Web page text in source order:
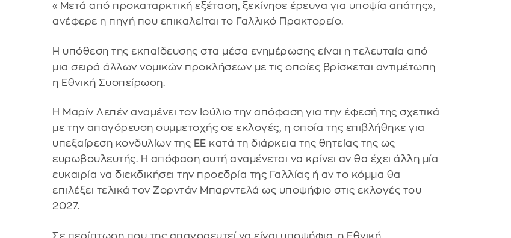
«Μετά από προκαταρκτική εξέταση, ξεκίνησε έρευνα για υποψία απάτης»,
ανέφερε η πηγή που επικαλείται το Γαλλικό Πρακτορείο.
Η υπόθεση της εκπαίδευσης στα μέσα ενημέρωσης είναι η τελευταία από
μια σειρά άλλων νομικών προκλήσεων με τις οποίες βρίσκεται αντιμέτωπη
η Εθνική Συσπείρωση.
Η Μαρίν Λεπέν αναμένει τον Ιούλιο την απόφαση για την έφεσή της σχετικά
με την απαγόρευση συμμετοχής σε εκλογές, η οποία της επιβλήθηκε για
υπεξαίρεση κονδυλίων της ΕΕ κατά τη διάρκεια της θητείας της ως
ευρωβουλευτής. Η απόφαση αυτή αναμένεται να κρίνει αν θα έχει άλλη μία
ευκαιρία να διεκδικήσει την προεδρία της Γαλλίας ή αν το κόμμα θα
επιλέξει τελικά τον Ζορντάν Μπαρντελά ως υποψήφιο στις εκλογές του
2027.
Σε περίπτωση που της απαγορευτεί να είναι υποψήφια, η Εθνική